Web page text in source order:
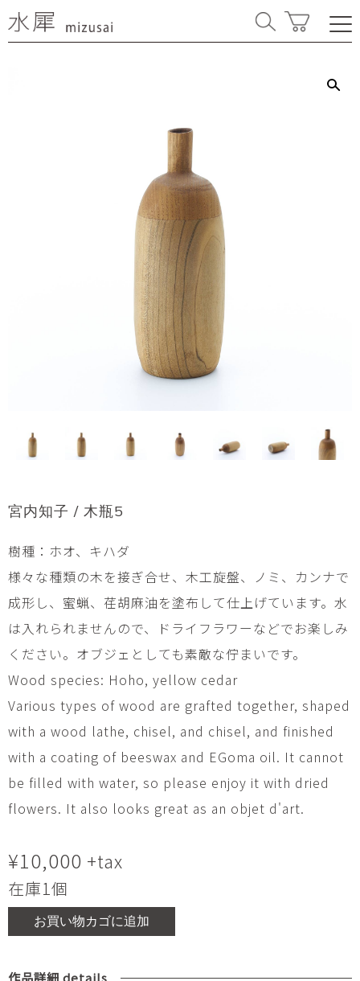
宮内知子 / 木瓶5
樹種：ホオ、キハダ
様々な種類の木を接ぎ合せ、木工旋盤、ノミ、カンナで
成形し、蜜蝋、荏胡麻油を塗布して仕上げています。水
は入れられませんので、ドライフラワーなどでお楽しみ
ください。オブジェとしても素敵な佇まいです。
Wood species: Hoho, yellow cedar
Various types of wood are grafted together, shaped
with a wood lathe, chisel, and chisel, and finished
with a coating of beeswax and EGoma oil. It cannot
be filled with water, so please enjoy it with dried
flowers. It also looks great as an objet d'art.
¥10,000 +tax
在庫1個
お買い物カゴに追加
作品詳細 details